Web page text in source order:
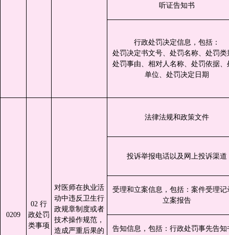
听证告知书
行政处罚决定信息，包括：
处罚决定书文号、处罚名称、处罚类
处罚事由、相对人名称、处罚依据、
单位、处罚决定日期
0209
02 行
政处罚
类事项
对医师在执业活
动中违反卫生行
政规章制度或者
技术操作规范，
造成严重后果的
法律法规和政策文件
投诉举报电话以及网上投诉渠道
受理和立案信息，包括：案件受理记
立案报告
告知信息，包括：行政处罚事先告知